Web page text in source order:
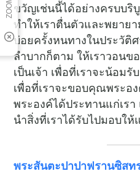
ขวัญเช่นนี้ได้อย่างครบบ
ทำให้เราตื่นตัวและพยาย
บ่อยครั้งหนทางในประวัติ
ลำบากก็ตาม ให้เราวอน
เป็นเจ้า เพื่อที่เราจะน้อม
เพื่อที่เราจะขอบคุณพระ
พระองค์ได้ประทานแก่เร
นำสิ่งที่เราได้รับไปมอบใ
พระสันตะปาปาฟรานซิสท